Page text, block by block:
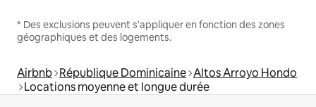
* Des exclusions peuvent s'appliquer en fonction des zones
géographiques et des logements.
Airbnb République Dominicaine Altos Arroyo Hondo
Locations moyenne et longue durée